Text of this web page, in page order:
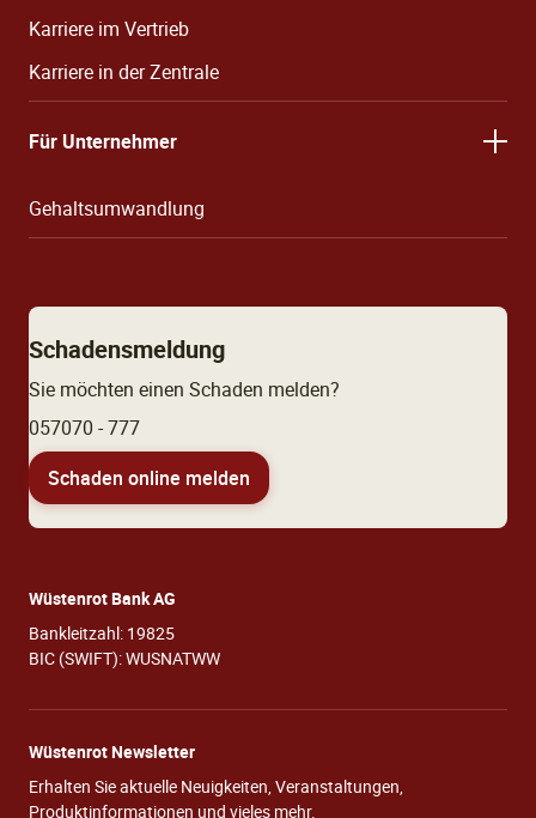
Karriere im Vertrieb
Karriere in der Zentrale
Für Unternehmer
Gehaltsumwandlung
Schadensmeldung
Sie möchten einen Schaden melden?
057070 - 777
Schaden online melden
Wüstenrot Bank AG
Bankleitzahl: 19825
BIC (SWIFT): WUSNATWW
Wüstenrot Newsletter
Erhalten Sie aktuelle Neuigkeiten, Veranstaltungen,
Produktinformationen und vieles mehr.